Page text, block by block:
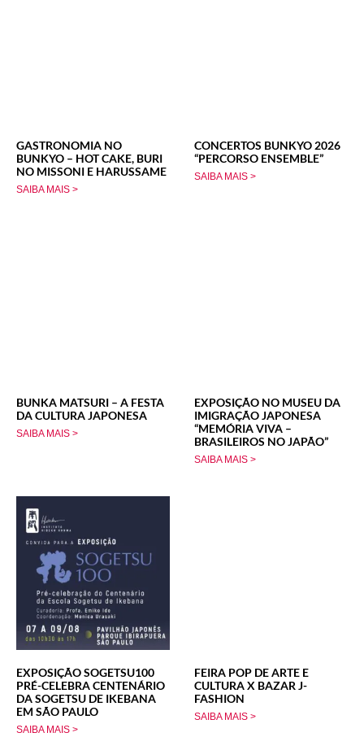
GASTRONOMIA NO
BUNKYO – HOT CAKE, BURI
NO MISSONI E HARUSSAME
SAIBA MAIS >
CONCERTOS BUNKYO 2026
“PERCORSO ENSEMBLE”
SAIBA MAIS >
BUNKA MATSURI – A FESTA
DA CULTURA JAPONESA
SAIBA MAIS >
EXPOSIÇÃO NO MUSEU DA
IMIGRAÇÃO JAPONESA
“MEMÓRIA VIVA –
BRASILEIROS NO JAPÃO”
SAIBA MAIS >
EXPOSIÇÃO SOGETSU100
PRÉ-CELEBRA CENTENÁRIO
DA SOGETSU DE IKEBANA
EM SÃO PAULO
SAIBA MAIS >
FEIRA POP DE ARTE E
CULTURA X BAZAR J-
FASHION
SAIBA MAIS >